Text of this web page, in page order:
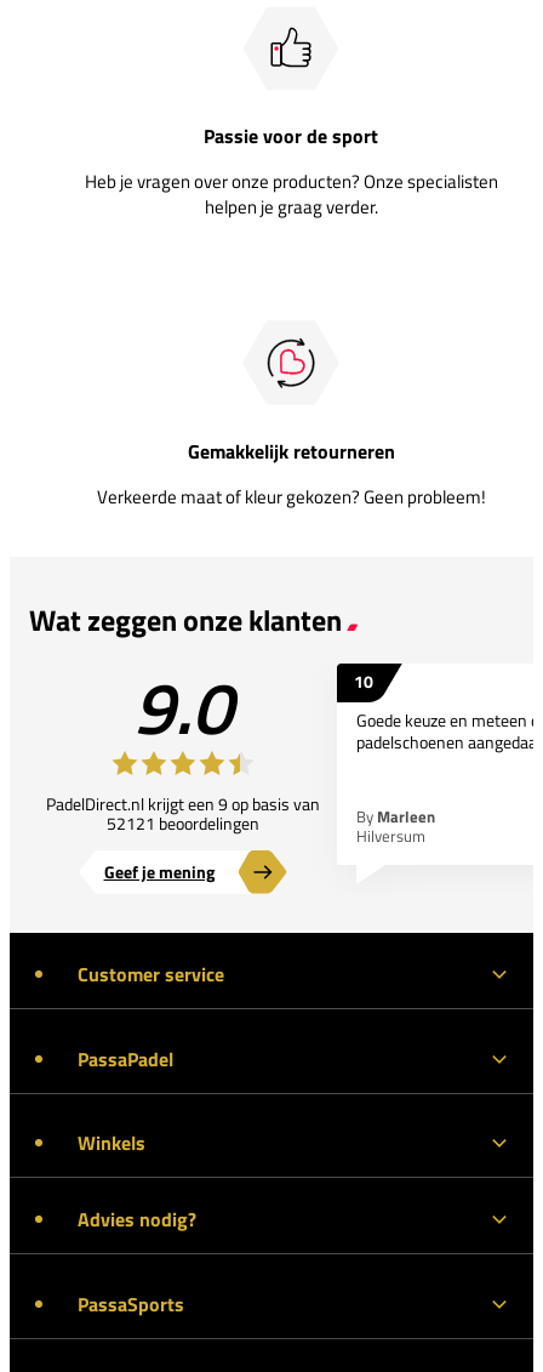
Passie voor de sport
Heb je vragen over onze producten? Onze specialisten
helpen je graag verder.
Gemakkelijk retourneren
Verkeerde maat of kleur gekozen? Geen probleem!
Wat zeggen onze klanten
9.0
PadelDirect.nl krijgt een 9 op basis van
52121 beoordelingen
Geef je mening
10
Goede keuze en meteen
padelschoenen
By Marleen
Hilversum
Customer service
PassaPadel
Winkels
Advies nodig?
PassaSports